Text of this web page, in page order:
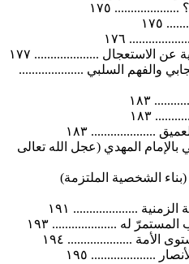
١٧٥
١٧٦
.................... ١٧٧
والفهم السلبي ....................
١٨٣
المهدي (عجل الله تعالى
الشخصية الملتزمة)
.................... ١٩١
له .................... ١٩٣
١٩٥